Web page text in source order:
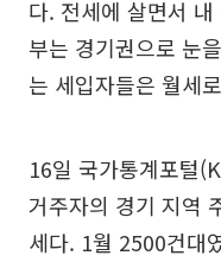
다. 전세에 살면서
부는 경기권으로 눈
는 세입자들은 월세
16일 국가통계포털
거주자의 경기 지역
세다. 1월 2500건대